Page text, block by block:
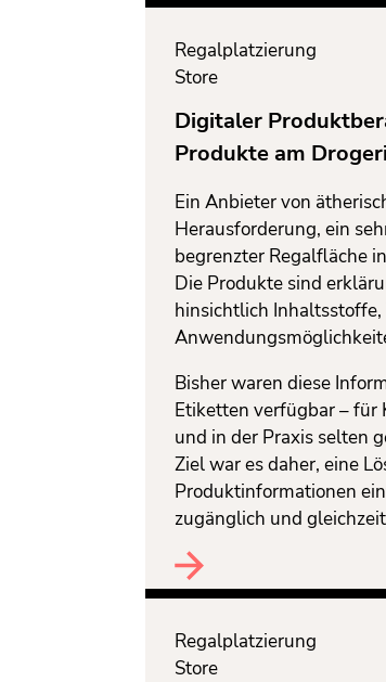
Regalplatzierung
Store
Digitaler
Produkte am
Ein Anbieter von
Herausforderung, ein
begrenzter Regalfläche
Die Produkte sind
hinsichtlich
Bisher waren diese
Etiketten verfügbar – für
und in der Praxis selten
Ziel war es daher, eine
Produktinformationen
zugänglich und
Regalplatzierung
Store